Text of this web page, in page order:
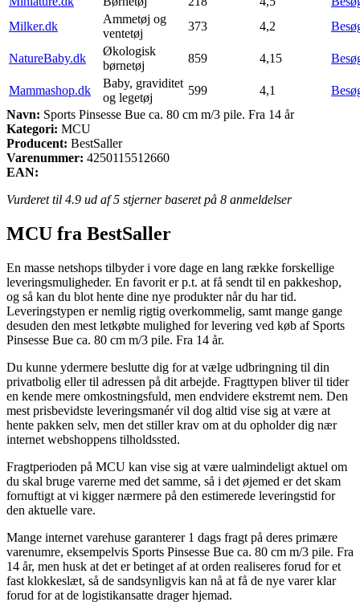
Milker.dk
Ammetøj og
ventetøj
373 4,2
NatureBaby.dk
Økologisk
børnetøj
859 4,15
Mammashop.dk
Baby, graviditet
og legetøj
599 4,1
Navn: Sports Pinsesse Bue ca. 80 cm m/3 pile. Fra 14 år
Kategori: MCU
Producent: BestSaller
Varenummer: 4250115512660
EAN:
Vurderet til 4.9 ud af 5 stjerner baseret på 8 anmeldelser
MCU fra BestSaller
En masse netshops tilbyder i vore dage en lang række forskellige
leveringsmuligheder. En favorit er p.t. at få sendt til en pakkeshop,
og så kan du blot hente dine nye produkter når du har tid.
Leveringstypen er nemlig rigtig overkommelig, samt mange gange
desuden den mest letkøbte mulighed for levering ved køb af Sports
Pinsesse Bue ca. 80 cm m/3 pile. Fra 14 år.
Du kunne ydermere beslutte dig for at vælge udbringning til din
privatbolig eller til adressen på dit arbejde. Fragttypen bliver til tider
en kende mere omkostningsfuld, men endvidere ekstremt nem. Den
mest prisbevidste leveringsmanér vil dog altid vise sig at være at
hente pakken selv, men det stiller krav om at du opholder dig nær
internet webshoppens tilholdssted.
Fragtperioden på MCU kan vise sig at være ualmindeligt aktuel om
du skal bruge varerne med det samme, så i det øjemed er det skam
fornuftigt at vi kigger nærmere på den estimerede leveringstid for
den aktuelle vare.
Mange internet varehuse garanterer 1 dags fragt på deres primære
varenumre, eksempelvis Sports Pinsesse Bue ca. 80 cm m/3 pile. Fra
14 år, men husk at det er betinget af at orden realiseres forud for et
fast klokkeslæt, så de sandsynligvis kan nå at få de nye varer klar
forud for at de logistikansatte drager hjemad.